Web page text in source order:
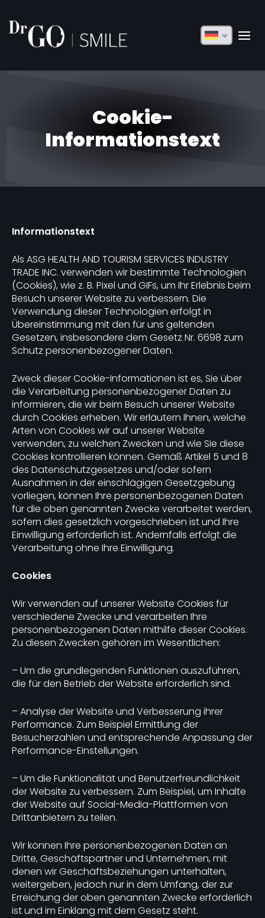
Türkçe
Cookie-
Informationstext
Informationstext
Als ASG HEALTH AND TOURISM SERVICES INDUSTRY
TRADE INC. verwenden wir bestimmte Technologien
(Cookies), wie z. B. Pixel und GIFs, um Ihr Erlebnis beim
Besuch unserer Website zu verbessern. Die
Verwendung dieser Technologien erfolgt in
Übereinstimmung mit den für uns geltenden
Gesetzen, insbesondere dem Gesetz Nr. 6698 zum
Schutz personenbezogener Daten.
Zweck dieser Cookie-Informationen ist es, Sie über
die Verarbeitung personenbezogener Daten zu
informieren, die wir beim Besuch unserer Website
durch Cookies erheben. Wir erläutern Ihnen, welche
Arten von Cookies wir auf unserer Website
verwenden, zu welchen Zwecken und wie Sie diese
Cookies kontrollieren können. Gemäß Artikel 5 und 8
des Datenschutzgesetzes und/oder sofern
Ausnahmen in der einschlägigen Gesetzgebung
vorliegen, können Ihre personenbezogenen Daten
für die oben genannten Zwecke verarbeitet werden,
sofern dies gesetzlich vorgeschrieben ist und Ihre
Einwilligung erforderlich ist. Andernfalls erfolgt die
Verarbeitung ohne Ihre Einwilligung.
Cookies
Wir verwenden auf unserer Website Cookies für
verschiedene Zwecke und verarbeiten Ihre
personenbezogenen Daten mithilfe dieser Cookies.
Zu diesen Zwecken gehören im Wesentlichen:
– Um die grundlegenden Funktionen auszuführen,
die für den Betrieb der Website erforderlich sind.
– Analyse der Website und Verbesserung ihrer
Performance. Zum Beispiel Ermittlung der
Besucherzahlen und entsprechende Anpassung der
Performance-Einstellungen.
– Um die Funktionalität und Benutzerfreundlichkeit
der Website zu verbessern. Zum Beispiel, um Inhalte
der Website auf Social-Media-Plattformen von
Drittanbietern zu teilen.
Wir können Ihre personenbezogenen Daten an
Dritte, Geschäftspartner und Unternehmen, mit
denen wir Geschäftsbeziehungen unterhalten,
weitergeben, jedoch nur in dem Umfang, der zur
Erreichung der oben genannten Zwecke erforderlich
ist und im Einklang mit dem Gesetz steht.